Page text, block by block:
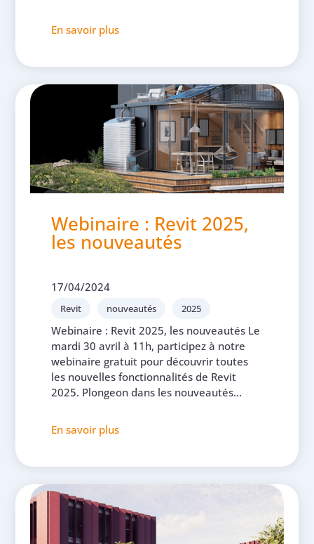
En savoir plus
Webinaire : Revit 2025,
les nouveautés
17/04/2024
Revit nouveautés 2025
Webinaire : Revit 2025, les nouveautés Le
mardi 30 avril à 11h, participez à notre
webinaire gratuit pour découvrir toutes
les nouvelles fonctionnalités de Revit
2025. Plongeon dans les nouveautés...
En savoir plus